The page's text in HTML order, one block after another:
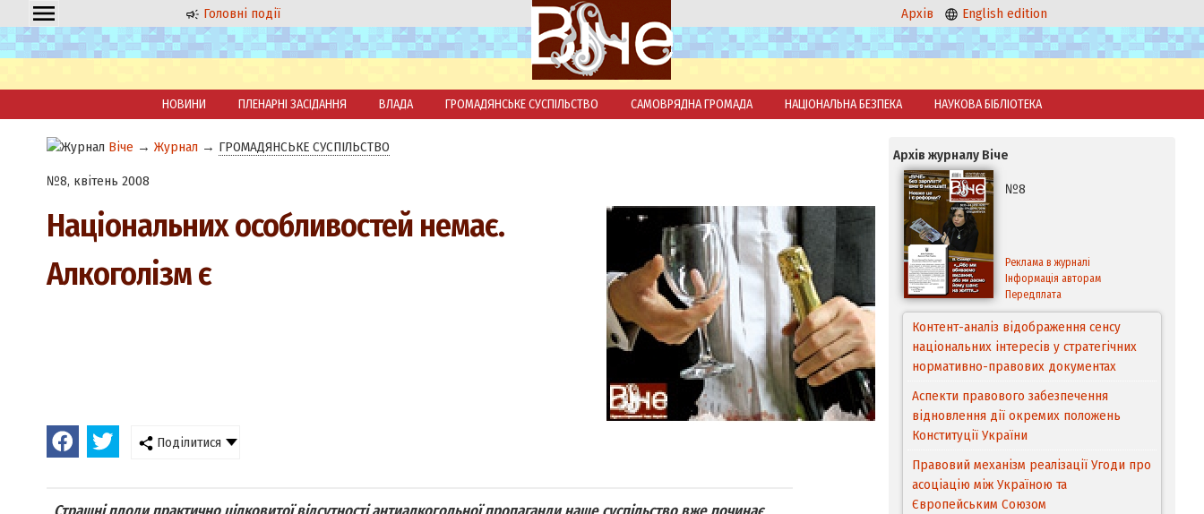
Головні події Архів English edition
НОВИНИ ПЛЕНАРНІ ЗАСІДАННЯ ВЛАДА ГРОМАДЯНСЬКЕ СУСПІЛЬСТВО САМОВРЯДНА ГРОМАДА НАЦІОНАЛЬНА БЕЗПЕКА НАУКОВА БІБЛІОТЕКА
Віче → Журнал → ГРОМАДЯНСЬКЕ СУСПІЛЬСТВО
№8, квітень 2008
Національних особливостей немає.
Алкоголізм є
Поділитися
Архів журналу Віче
№8
Реклама в журналі
Інформація авторам
Передплата
Контент-аналіз відображення сенсу
національних інтересів у стратегічних
нормативно-правових документах
відновлення дії окремих положень
Конституції України
асоціацію між Україною та
Європейським Cоюзом